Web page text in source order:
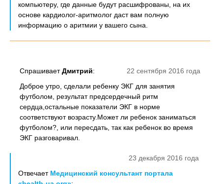
компьютеру, где данные будут расшифрованы, на их
основе кардиолог-аритмолог даст вам полную
информацию о аритмии у вашего сына.
22 сентября 2016 года
СпрашиваетДмитрий:
Доброе утро, сделали ребенку ЭКГ для занятия
футболом, результат предсердечный ритм
сердца,остальные показатели ЭКГ в норме
соответствуют возрасту.Может ли ребенок заниматься
футболом?, или пересдать, так как ребенок во время
ЭКГ разговаривал.
23 декабря 2016 года
Отвечает Медицинский консультант портала